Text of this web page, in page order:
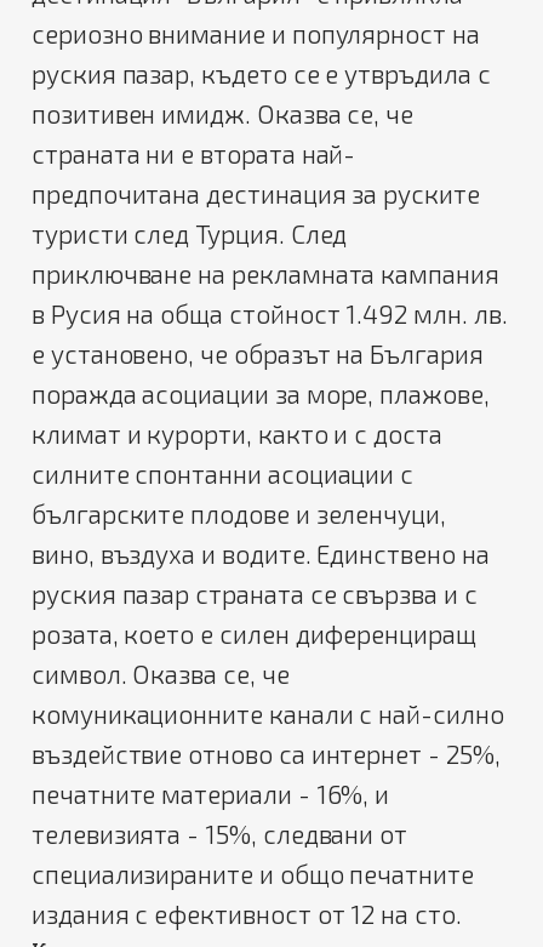
сериозно внимание и популярност на
руския пазар, където се е утвръдила с
позитивен имидж. Оказва се, че
страната ни е втората най-
предпочитана дестинация за руските
туристи след Турция. След
приключване на рекламната кампания
в Русия на обща стойност 1.492 млн. лв.
е установено, че образът на България
поражда асоциации за море, плажове,
климат и курорти, както и с доста
силните спонтанни асоциации с
българските плодове и зеленчуци,
вино, въздуха и водите. Единствено на
руския пазар страната се свързва и с
розата, което е силен диференциращ
символ. Оказва се, че
комуникационните канали с най-силно
въздействие отново са интернет - 25%,
печатните материали - 16%, и
телевизията - 15%, следвани от
специализираните и общо печатните
издания с ефективност от 12 на сто.